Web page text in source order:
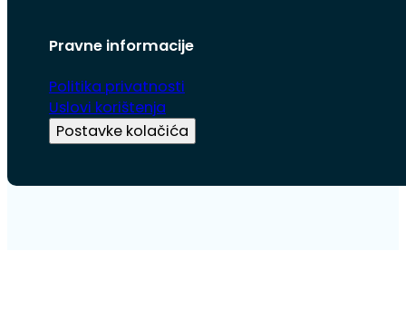
Pravne informacije
Politika privatnosti
Uslovi korištenja
Postavke kolačića